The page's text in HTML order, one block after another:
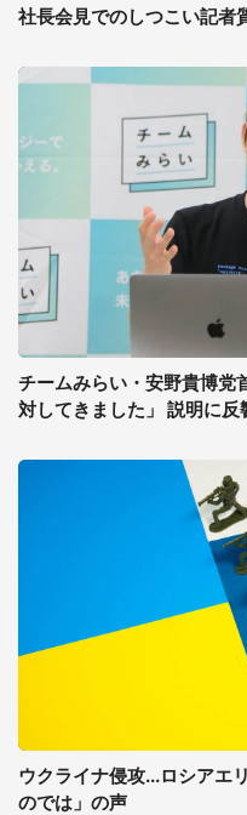
社長会見でのしつこい記者
チームみらい・安野貴博党
対してきました」 説明に反
ウクライナ侵攻...ロシアエ
のでは」の声